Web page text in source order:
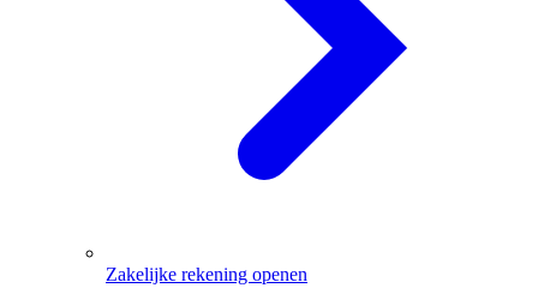
Zakelijke rekening openen